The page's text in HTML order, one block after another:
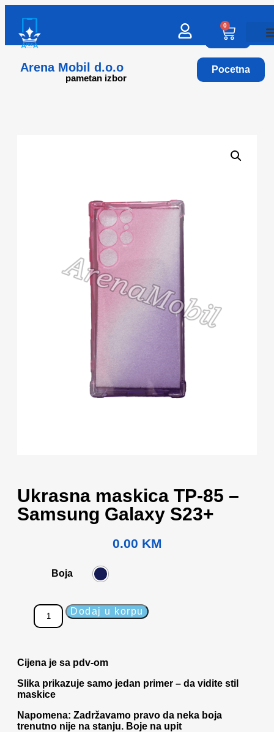
Arena Mobil d.o.o
pametan izbor
0
Pocetna
Ukrasna maskica TP-85 –
Samsung Galaxy S23+
0.00 KM
Boja
Dodaj u korpu
Cijena je sa pdv-om
Slika prikazuje samo jedan primer – da vidite stil
maskice
Napomena: Zadržavamo pravo da neka boja
trenutno nije na stanju. Boje na upit